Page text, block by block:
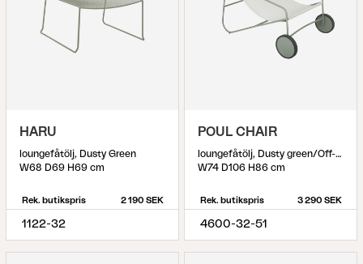
HARU
loungefåtölj, Dusty Green
W68 D69 H69 cm
Rek. butikspris 2 190 SEK
1122-32
POUL CHAIR
loungefåtölj, Dusty green/Off-white
W74 D106 H86 cm
Rek. butikspris 3 290 SEK
4600-32-51